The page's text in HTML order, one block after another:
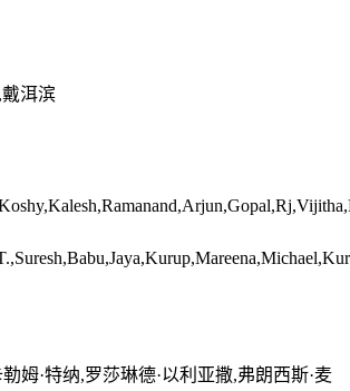
洱滨
姆·特纳,罗莎琳德·以利亚撒,弗朗西斯·麦